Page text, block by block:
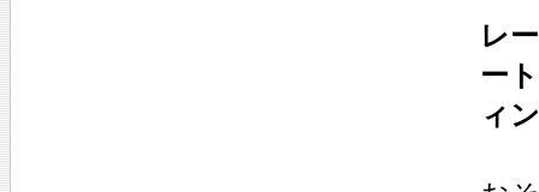
レ
ー
ィ